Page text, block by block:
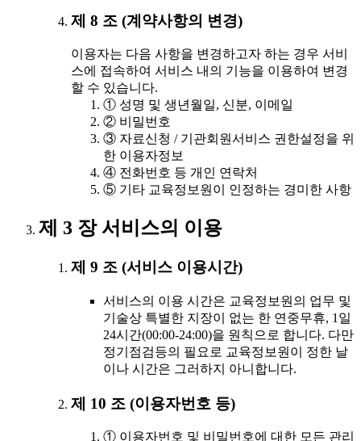
제 8 조 (계약사항의 변경)
이용자는 다음 사항을 변경하고자 하는 경우 서비
스에 접속하여 서비스 내의 기능을 이용하여 변경
할 수 있습니다.
① 성명 및 생년월일, 신분, 이메일
② 비밀번호
③ 자료신청 / 기관회원서비스 권한설정을 위
한 이용자정보
④ 전화번호 등 개인 연락처
⑤ 기타 교육정보원이 인정하는 경미한 사항
제 3 장 서비스의 이용
제 9 조 (서비스 이용시간)
서비스의 이용 시간은 교육정보원의 업무 및
기술상 특별한 지장이 없는 한 연중무휴, 1일
24시간(00:00-24:00)을 원칙으로 합니다. 다만
정기점검등의 필요로 교육정보원이 정한 날
이나 시간은 그러하지 아니합니다.
제 10 조 (이용자번호 등)
① 이용자번호 및 비밀번호에 대한 모든 관리